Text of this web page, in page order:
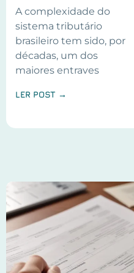
A complexidade do
sistema tributário
brasileiro tem sido, por
décadas, um dos
maiores entraves
LER POST →